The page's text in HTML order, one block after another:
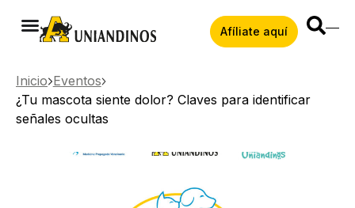
Afíliate aquí
Inicio Eventos
¿Tu mascota siente dolor? Claves para identificar
señales ocultas